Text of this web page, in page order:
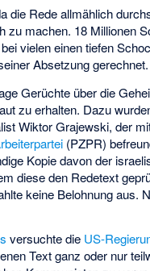
die Rede allmählich
zu machen. 18 Millionen
vielen einen tiefen
Absetzung gerechnet.
Gerüchte über die
zu erhalten. Dazu
Wiktor Grajewski, der
(PZPR)
Kopie davon der
diese den Redetext
keine Belohnung
versuchte die US-
Text ganz oder nur